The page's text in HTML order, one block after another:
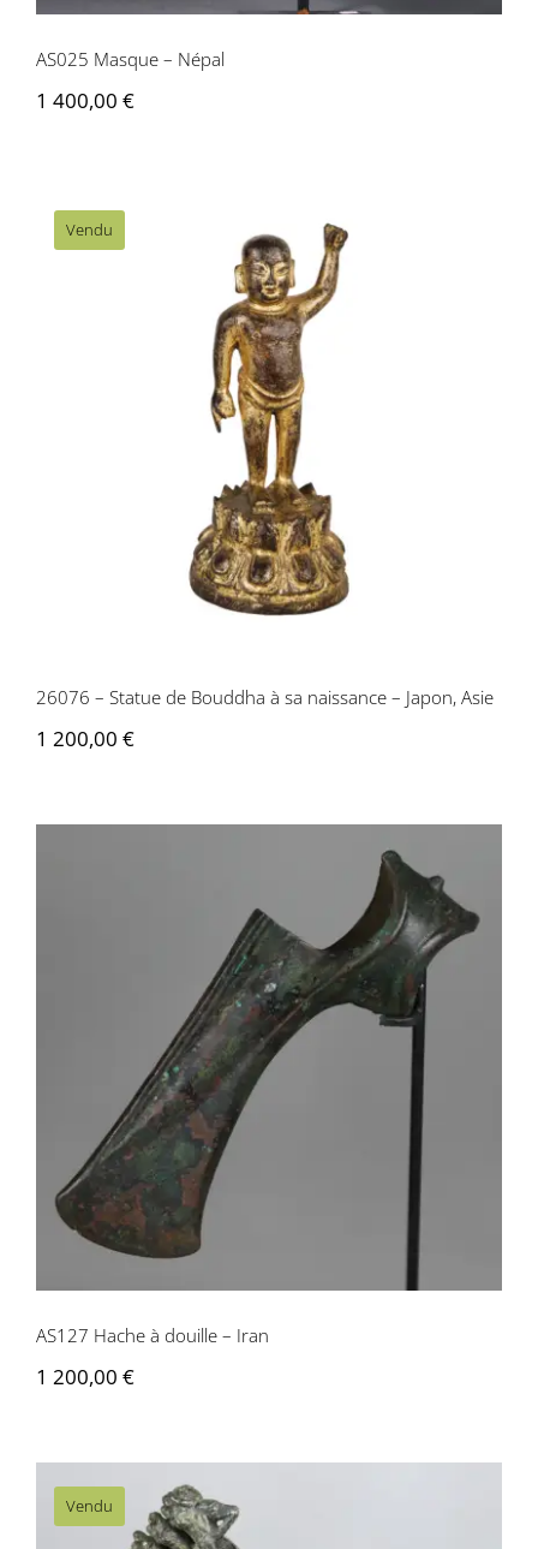
AS025 Masque – Népal
1 400,00 €
Vendu
26076 – Statue de Bouddha à sa
naissance – Japon, Asie
26076 – Statue de Bouddha à sa naissance – Japon, Asie
1 200,00 €
AS127 Hache à douille – Iran
AS127 Hache à douille – Iran
1 200,00 €
Vendu